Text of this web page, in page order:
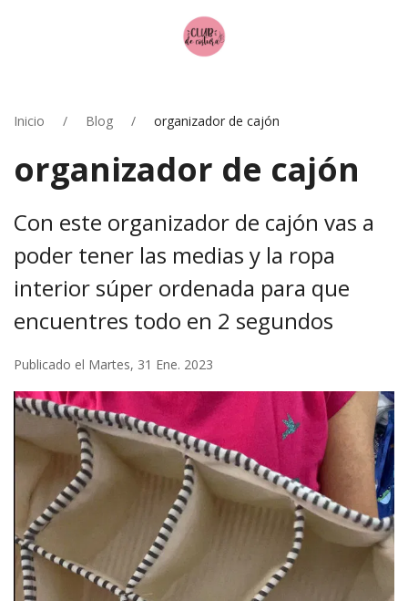
Inicio Blog organizador de cajón
organizador de cajón
Con este organizador de cajón vas a
poder tener las medias y la ropa
interior súper ordenada para que
encuentres todo en 2 segundos
Publicado el Martes, 31 Ene. 2023